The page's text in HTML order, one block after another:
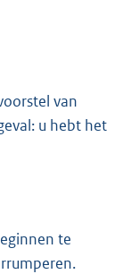
van
u hebt het
te